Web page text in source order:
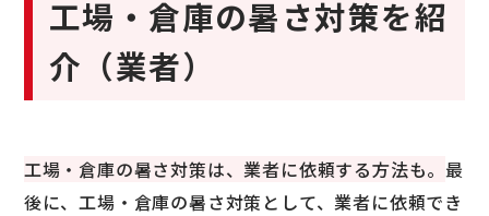
工場・倉庫の暑さ対策を紹
介（業者）
工場・倉庫の暑さ対策は、業者に依頼する方法も。 最
後に、工場・倉庫の暑さ対策として、業者に依頼でき